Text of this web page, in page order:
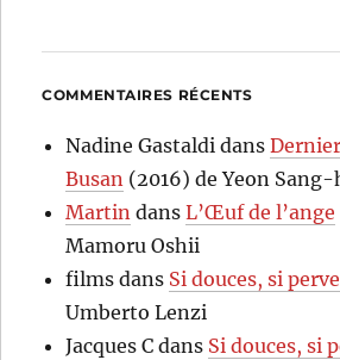
COMMENTAIRES RÉCENTS
Nadine Gastaldi dans
Busan (2016) de Yeon Sang-
Martin dansL’Œuf de l’ange
Mamoru Oshii
films dans Si douces, si
Umberto Lenzi
Jacques C dans Si douces, si